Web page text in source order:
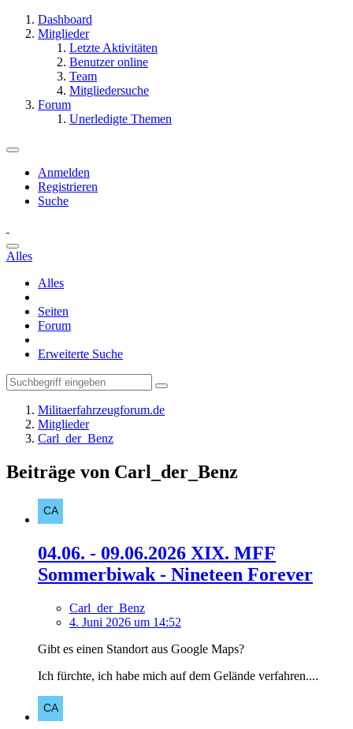
Dashboard
Mitglieder
Letzte Aktivitäten
Benutzer online
Team
Mitgliedersuche
Forum
Unerledigte Themen
Anmelden
Registrieren
Suche
Alles
Alles
Seiten
Forum
Erweiterte Suche
Militaerfahrzeugforum.de
Mitglieder
Carl_der_Benz
Beiträge von Carl_der_Benz
04.06. - 09.06.2026 XIX. MFF
Sommerbiwak - Nineteen Forever
Carl_der_Benz
4. Juni 2026 um 14:52
Gibt es einen Standort aus Google Maps?
Ich fürchte, ich habe mich auf dem Gelände verfahren....